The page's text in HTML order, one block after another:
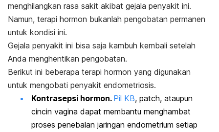
menghilangkan rasa sakit akibat gejala penyakit ini.
Namun, terapi hormon bukanlah pengobatan permanen
untuk kondisi ini.
Gejala penyakit ini bisa saja kambuh kembali setelah
Anda menghentikan pengobatan.
Berikut ini beberapa terapi hormon yang digunakan
untuk mengobati penyakit endometriosis.
Kontrasepsi hormon. Pil KB, patch, ataupun
cincin vagina dapat membantu menghambat
proses penebalan jaringan endometrium setiap